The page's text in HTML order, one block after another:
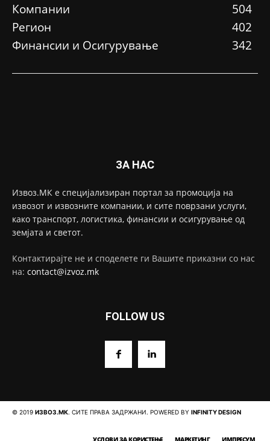
Компании
504
Регион
402
Финансии и Осигурување
342
ЗА НАС
Извоз.МК е специјализиран портал за промоција на
извозот и извозните компании, и сите поврзани услуги,
како транспорт, логистика, финансии и осигурување од
земјата и светот.
Контактирајте не и споделете ги Вашите приказни со нас
на: contact@izvoz.mk
FOLLOW US
© 2019 ИЗВОЗ.МК. СИТЕ ПРАВА ЗАДРЖАНИ. POWERED BY INFINITY DESIGN
УСЛОВИ ЗА КОРИСТЕЊЕ МАРКЕТИНГ ИМПРЕСУМ